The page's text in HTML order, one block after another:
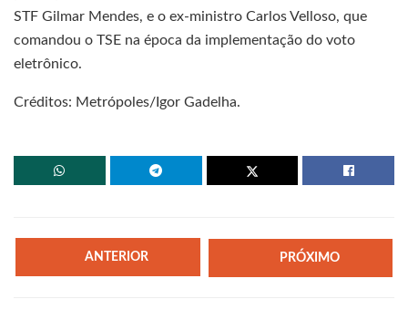
STF Gilmar Mendes, e o ex-ministro Carlos Velloso, que
comandou o TSE na época da implementação do voto
eletrônico.
Créditos: Metrópoles/Igor Gadelha.
ANTERIOR PRÓXIMO